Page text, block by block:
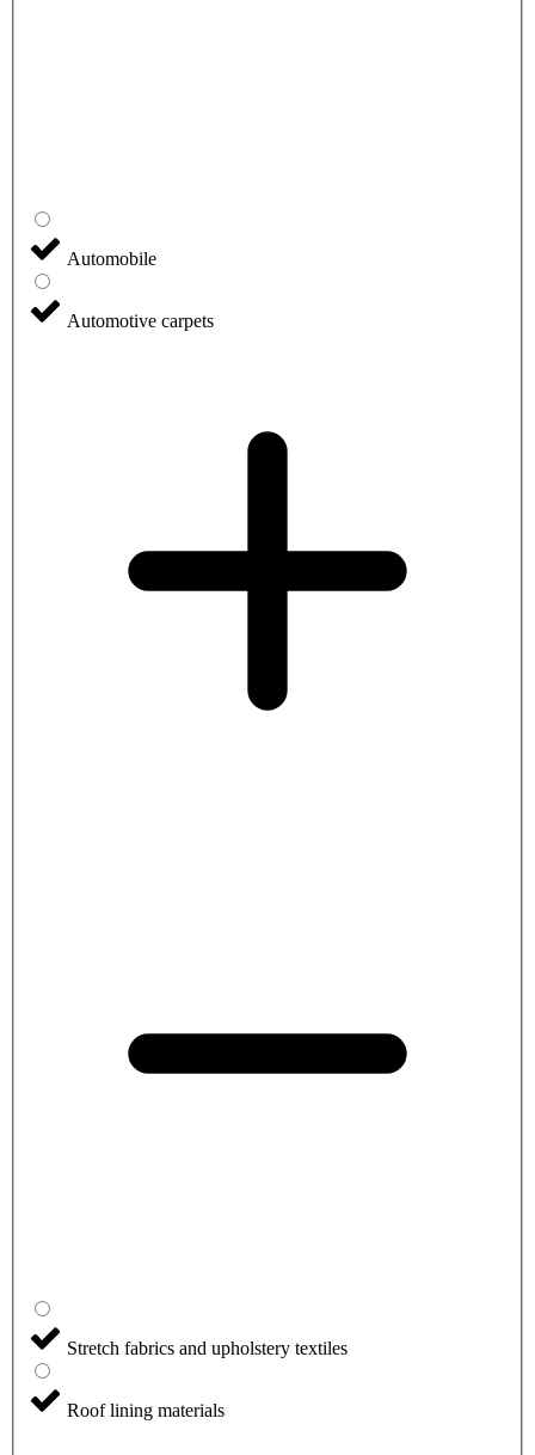
Automobile
Automotive carpets
Stretch fabrics and upholstery textiles
Roof lining materials